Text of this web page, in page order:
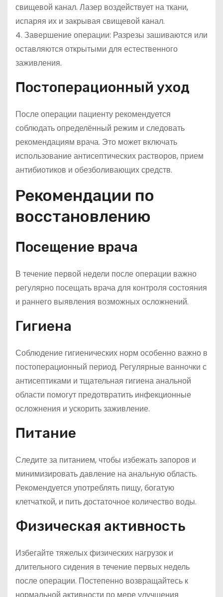
свищевой канал. Лазер воздействует на ткани,
испаряя их и закрывая свищевой канал.
4. Завершение операции: Разрезы зашиваются или
оставляются открытыми для естественного
заживления.
Постоперационный уход
После операции пациенту рекомендуется
соблюдать определённый режим и следовать
рекомендациям врача. Это может включать
использование антисептических растворов, прием
антибиотиков и обезболивающих средств.
Рекомендации по
восстановлению
Посещение врача
В течение первой недели после операции важно
регулярно посещать врача для контроля состояния
и раннего выявления возможных осложнений.
Гигиена
Соблюдение гигиенических норм особенно важно в
постоперационный период. Регулярные ванночки с
антисептиками и тщательная гигиена анальной
области помогут предотвратить инфекционные
осложнения и ускорить заживление.
Питание
Следите за питанием, чтобы избежать запоров и
минимизировать давление на анальную область.
Рекомендуется употреблять пищу, богатую
клетчаткой, и пить достаточное количество воды.
Физическая активность
Избегайте тяжелых физических нагрузок и
длительного сидения в течение первых недель
после операции. Постепенно возвращайтесь к